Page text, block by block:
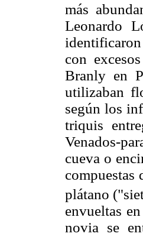
más
Leonardo
con
Branly en
utilizaban
según los
triquis
Venados-
cueva o
compuestas
plátano
envueltas
novia se